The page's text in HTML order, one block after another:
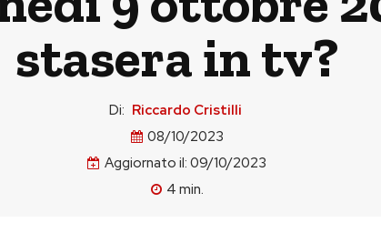
stasera in tv?
Di: Riccardo Cristilli
08/10/2023
Aggiornato il: 09/10/2023
4 min.